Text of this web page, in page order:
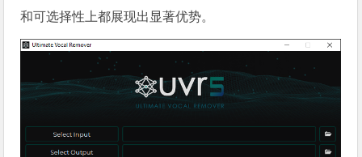
和可选择性上都展现出显著优势。